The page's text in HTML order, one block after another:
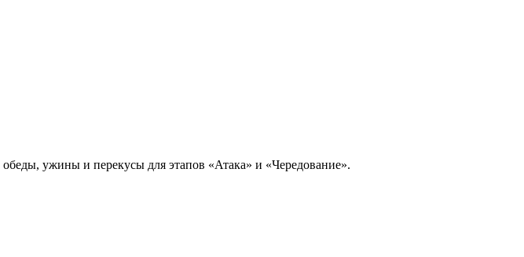
ужины и перекусы для этапов «Атака» и «Чередование».